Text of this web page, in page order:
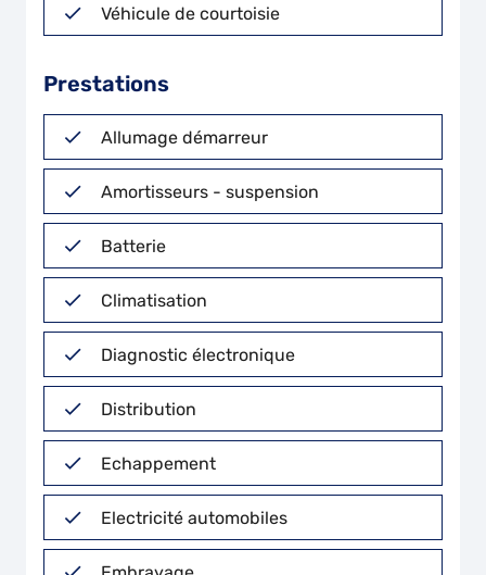
Véhicule de courtoisie
Prestations
Allumage démarreur
Amortisseurs - suspension
Batterie
Climatisation
Diagnostic électronique
Distribution
Echappement
Electricité automobiles